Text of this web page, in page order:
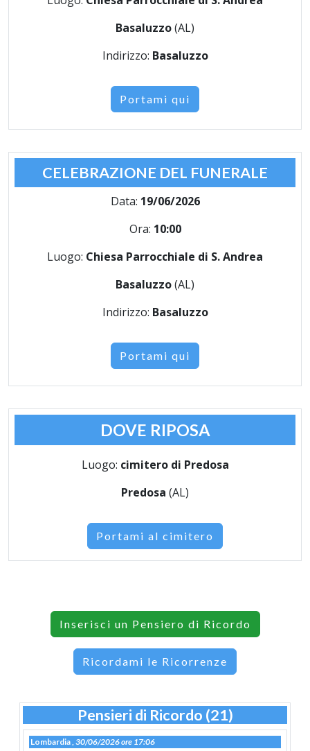
Basaluzzo(AL)
Indirizzo: Basaluzzo
Portami qui
CELEBRAZIONE DEL FUNERALE
Data: 19/06/2026
Ora: 10:00
Luogo: Chiesa Parrocchiale di S. Andrea
Basaluzzo(AL)
Indirizzo: Basaluzzo
Portami qui
DOVE RIPOSA
Luogo: cimitero di Predosa
Predosa (AL)
Portami al cimitero
Inserisci un Pensiero di Ricordo
Ricordami le Ricorrenze
Pensieri di Ricordo (21)
Lombardia ,30/06/2026 ore 17:06